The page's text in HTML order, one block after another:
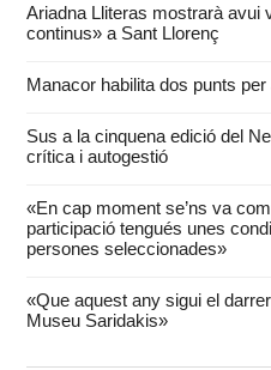
Ariadna Lliteras mostrarà avui
continus» a Sant Llorenç
Manacor habilita dos punts per
Sus a la cinquena edició del
crítica i autogestió
«En cap moment se’ns va
participació tengués unes
persones seleccionades»
«Que aquest any sigui el
Museu Saridakis»